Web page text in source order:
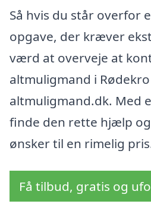
Så hvis du står overfor
opgave, der kræver
værd at overveje at
altmuligmand i
altmuligmand.dk. Med
finde den rette hjælp
ønsker til en rimelig
Få tilbud, gratis og